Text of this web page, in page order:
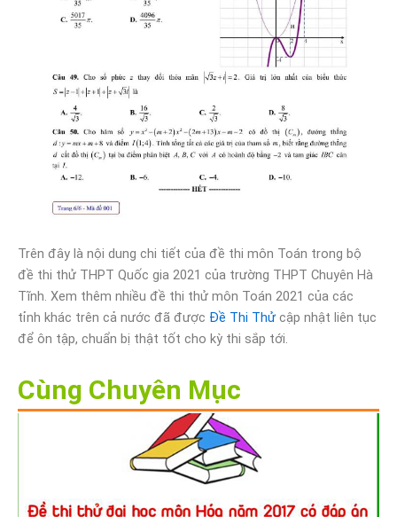
Trên đây là nội dung chi tiết của đề thi môn Toán trong bộ
đề thi thử THPT Quốc gia 2021 của trường THPT Chuyên Hà
Tĩnh. Xem thêm nhiều đề thi thử môn Toán 2021 của các
tỉnh khác trên cả nước đã được Đề Thi Thử cập nhật liên tục
để ôn tập, chuẩn bị thật tốt cho kỳ thi sắp tới.
Cùng Chuyên Mục